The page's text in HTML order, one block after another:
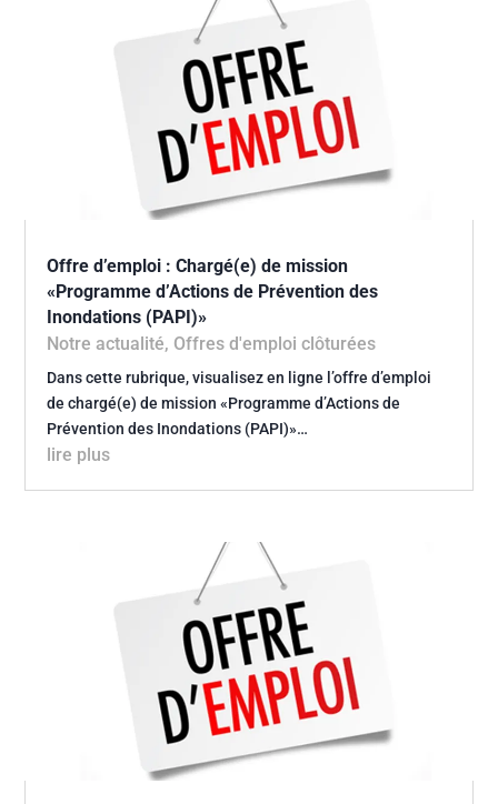
Offre d’emploi : Chargé(e) de mission
«Programme d’Actions de Prévention des
Inondations (PAPI)»
Notre actualité, Offres d'emploi clôturées
Dans cette rubrique, visualisez en ligne l’offre d’emploi
de chargé(e) de mission «Programme d’Actions de
Prévention des Inondations (PAPI)»…
lire plus